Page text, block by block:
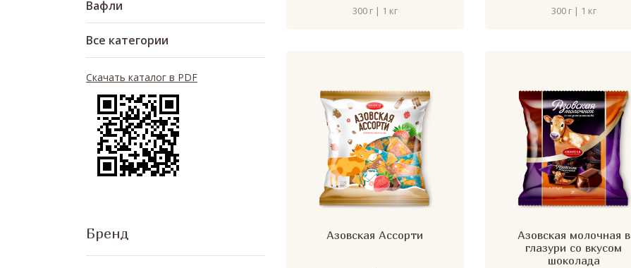
Вафли
Все категории
Скачать каталог в PDF
Бренд
300 г | 1 кг 300 г | 1 кг
Азовская Ассорти
Азовская молочная в
глазури со вкусом
шоколада